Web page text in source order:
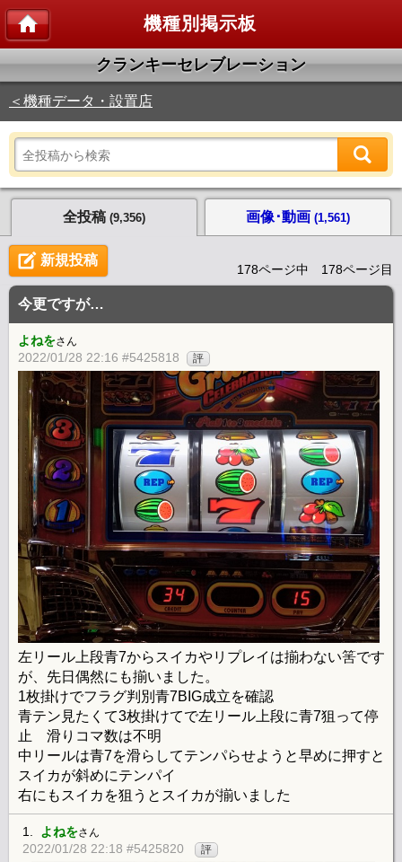
機種別掲示板
クランキーセレブレーション
＜機種データ・設置店
全投稿 (9,356) 画像･動画 (1,561)
新規投稿
178ページ中 178ページ目
今更ですが…
よねをさん
2022/01/28 22:16 #5425818 評
左リール上段青7からスイカやリプレイは揃わない筈です
が、先日偶然にも揃いました。
1枚掛けでフラグ判別青7BIG成立を確認
青テン見たくて3枚掛けてで左リール上段に青7狙って停
止 滑りコマ数は不明
中リールは青7を滑らしてテンパらせようと早めに押すと
スイカが斜めにテンパイ
右にもスイカを狙うとスイカが揃いました
1. よねをさん
2022/01/28 22:18 #5425820 評